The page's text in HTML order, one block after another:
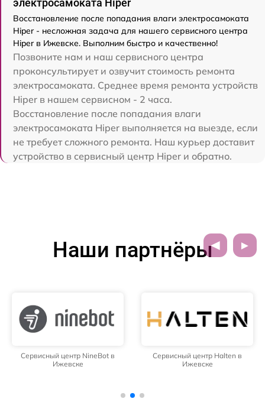
электросамоката Hiper
Восстановление после попадания влаги электросамоката
Hiper - несложная задача для нашего сервисного центра
Hiper в Ижевске. Выполним быстро и качественно!
Позвоните нам и наш сервисного центра
проконсультирует и озвучит стоимость ремонта
электросамоката. Среднее время ремонта устройств
Hiper в нашем сервисном - 2 часа.
Восстановление после попадания влаги
электросамоката Hiper выполняется на выезде, если
не требует сложного ремонта. Наш курьер доставит
устройство в сервисный центр Hiper и обратно.
Наши партнёры
Сервисный центр NineBot в
Ижевске
Сервисный центр Halten в
Ижевске